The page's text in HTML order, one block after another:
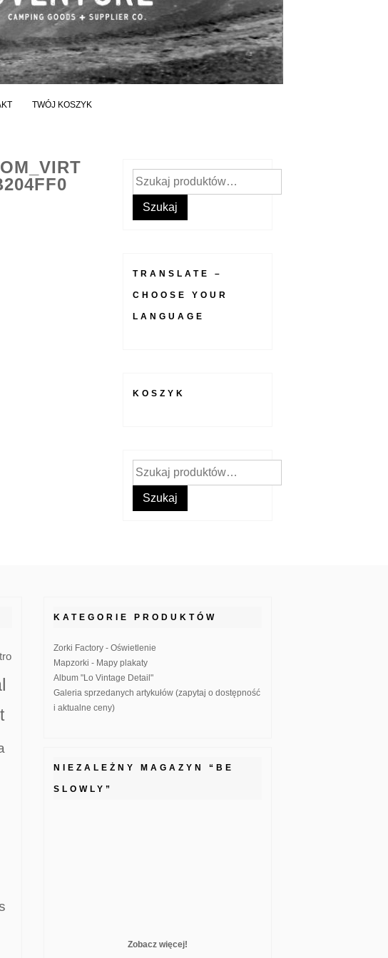
TWÓJ KOSZYK
Szukaj:
Szukaj
TRANSLATE –
CHOOSE YOUR
LANGUAGE
KOSZYK
Szukaj:
Szukaj
KATEGORIE PRODUKTÓW
Zorki Factory - Oświetlenie
Mapzorki - Mapy plakaty
Album "Lo Vintage Detail"
Galeria sprzedanych artykułów (zapytaj o dostępność
i aktualne ceny)
NIEZALEŻNY MAGAZYN “BE
SLOWLY”
Zobacz więcej!